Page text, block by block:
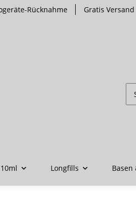
Rücknahme Gratis
Longfills Basen